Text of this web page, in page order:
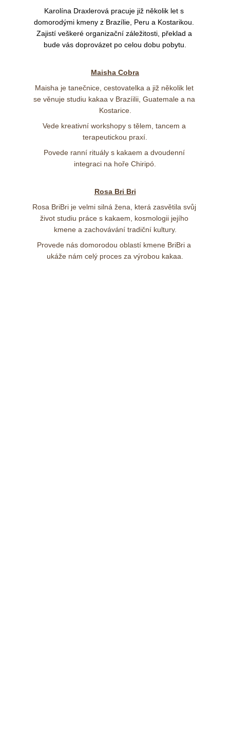
Karolína Draxlerová pracuje již několik let s
domorodými kmeny z Brazílie, Peru a Kostarikou.
Zajistí veškeré organizační záležitosti, překlad a
bude vás doprovázet po celou dobu pobytu.
Maisha Cobra
Maisha je tanečnice, cestovatelka a již několik let
se věnuje studiu kakaa v Brazíilii, Guatemale a na
Kostarice.
Vede kreativní workshopy s tělem, tancem a
terapeutickou praxí.
Povede ranní rituály s kakaem a dvoudenní
integraci na hoře Chiripó.
Rosa Bri Bri
Rosa BriBri je velmi silná žena, která zasvětila svůj
život studiu práce s kakaem, kosmologii jejího
kmene a zachovávání tradiční kultury.
Provede nás domorodou oblastí kmene BriBri a
ukáže nám celý proces za výrobou kakaa.